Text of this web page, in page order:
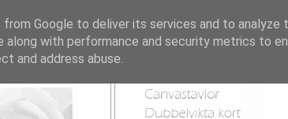
Google to deliver its services and to analyze
along with performance and security metrics to
and address abuse.